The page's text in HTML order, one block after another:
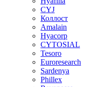
CYJ
Коллост
Amalain
Hyacorp
CYTOSIAL
Tesoro
Euroresearch
Sardenya
Phillex